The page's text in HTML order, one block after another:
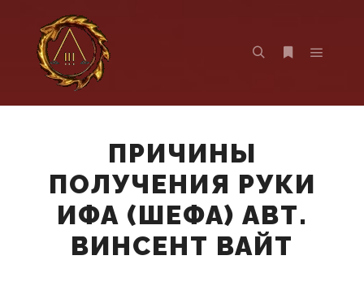
ПРИЧИНЫ
ПОЛУЧЕНИЯ РУКИ
ИФА (ШЕФА) АВТ.
ВИНСЕНТ ВАЙТ